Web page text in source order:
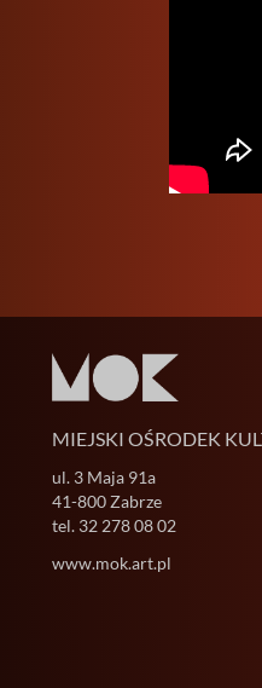
MIEJSKI OŚRODEK
ul. 3 Maja 91a
41-800 Zabrze
tel. 32 278 08 02
www.mok.art.pl